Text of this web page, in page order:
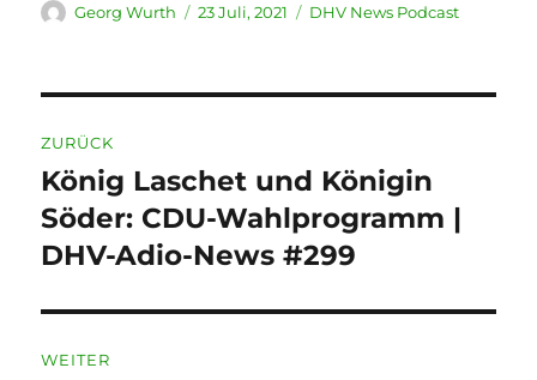
Autor
Georg Wurth
Veröffentlicht
23 Juli, 2021 Kategorien
DHV News Podcast
ZURÜCK
Vorheriger
Beitrag:
König Laschet und Königin
Söder: CDU-Wahlprogramm |
DHV-Adio-News #299
WEITER